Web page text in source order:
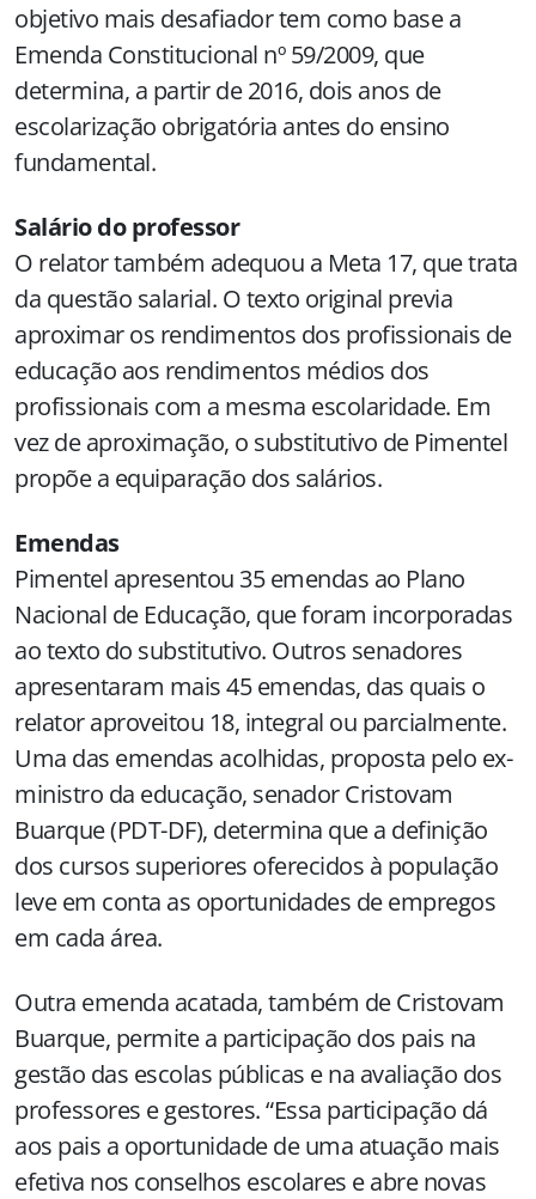
objetivo mais desafiador tem como base a
Emenda Constitucional nº 59/2009, que
determina, a partir de 2016, dois anos de
escolarização obrigatória antes do ensino
fundamental.
Salário do professor
O relator também adequou a Meta 17, que trata
da questão salarial. O texto original previa
aproximar os rendimentos dos profissionais de
educação aos rendimentos médios dos
profissionais com a mesma escolaridade. Em
vez de aproximação, o substitutivo de Pimentel
propõe a equiparação dos salários.
Emendas
Pimentel apresentou 35 emendas ao Plano
Nacional de Educação, que foram incorporadas
ao texto do substitutivo. Outros senadores
apresentaram mais 45 emendas, das quais o
relator aproveitou 18, integral ou parcialmente.
Uma das emendas acolhidas, proposta pelo ex-
ministro da educação, senador Cristovam
Buarque (PDT-DF), determina que a definição
dos cursos superiores oferecidos à população
leve em conta as oportunidades de empregos
em cada área.
Outra emenda acatada, também de Cristovam
Buarque, permite a participação dos pais na
gestão das escolas públicas e na avaliação dos
professores e gestores. “Essa participação dá
aos pais a oportunidade de uma atuação mais
efetiva nos conselhos escolares e abre novas